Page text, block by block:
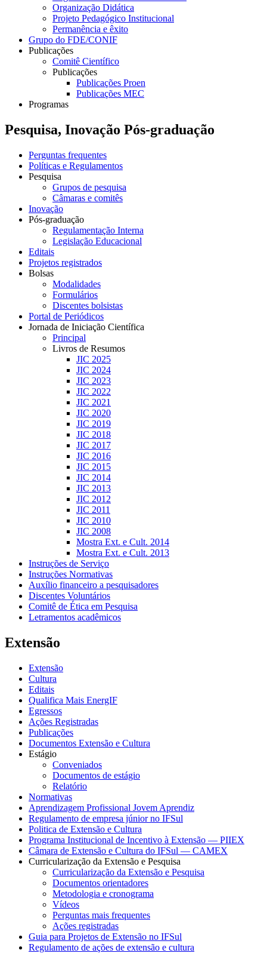
Organização Didática
Projeto Pedagógico Institucional
Permanência e êxito
Grupo do FDE/CONIF
Publicações
Comitê Científico
Publicações
Publicações Proen
Publicações MEC
Programas
Pesquisa, Inovação Pós-graduação
Perguntas frequentes
Políticas e Regulamentos
Pesquisa
Grupos de pesquisa
Câmaras e comitês
Inovação
Pós-graduação
Regulamentação Interna
Legislação Educacional
Editais
Projetos registrados
Bolsas
Modalidades
Formulários
Discentes bolsistas
Portal de Periódicos
Jornada de Iniciação Científica
Principal
Livros de Resumos
JIC 2025
JIC 2024
JIC 2023
JIC 2022
JIC 2021
JIC 2020
JIC 2019
JIC 2018
JIC 2017
JIC 2016
JIC 2015
JIC 2014
JIC 2013
JIC 2012
JIC 2011
JIC 2010
JIC 2008
Mostra Ext. e Cult. 2014
Mostra Ext. e Cult. 2013
Instruções de Serviço
Instruções Normativas
Auxílio financeiro a pesquisadores
Discentes Voluntários
Comitê de Ética em Pesquisa
Letramentos acadêmicos
Extensão
Extensão
Cultura
Editais
Qualifica Mais EnergIF
Egressos
Ações Registradas
Publicações
Documentos Extensão e Cultura
Estágio
Conveniados
Documentos de estágio
Relatório
Normativas
Aprendizagem Profissional Jovem Aprendiz
Regulamento de empresa júnior no IFSul
Politica de Extensão e Cultura
Programa Institucional de Incentivo à Extensão — PIIEX
Câmara de Extensão e Cultura do IFSul — CAMEX
Curricularização da Extensão e Pesquisa
Curricularização da Extensão e Pesquisa
Documentos orientadores
Metodologia e cronograma
Vídeos
Perguntas mais frequentes
Ações registradas
Guia para Projetos de Extensão no IFSul
Regulamento de ações de extensão e cultura